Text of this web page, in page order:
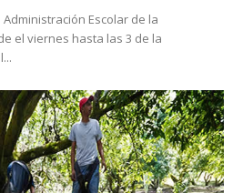
Escolar de la
el viernes hasta las 3 de la